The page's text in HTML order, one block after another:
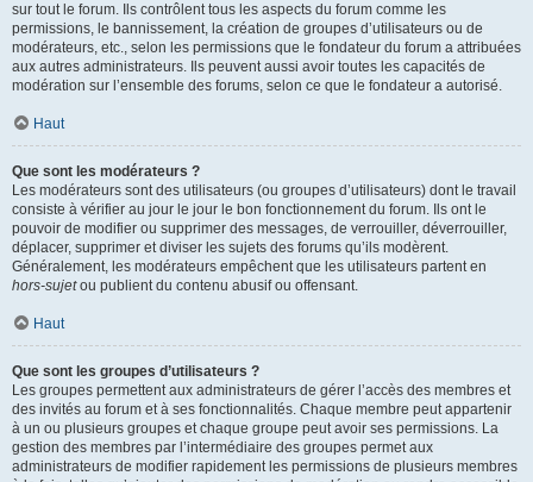
sur tout le forum. Ils contrôlent tous les aspects du forum comme les
permissions, le bannissement, la création de groupes d’utilisateurs ou de
modérateurs, etc., selon les permissions que le fondateur du forum a attribuées
aux autres administrateurs. Ils peuvent aussi avoir toutes les capacités de
modération sur l’ensemble des forums, selon ce que le fondateur a autorisé.
Haut
Que sont les modérateurs ?
Les modérateurs sont des utilisateurs (ou groupes d’utilisateurs) dont le travail
consiste à vérifier au jour le jour le bon fonctionnement du forum. Ils ont le
pouvoir de modifier ou supprimer des messages, de verrouiller, déverrouiller,
déplacer, supprimer et diviser les sujets des forums qu’ils modèrent.
Généralement, les modérateurs empêchent que les utilisateurs partent en
hors-sujetou publient du contenu abusif ou offensant.
Haut
Que sont les groupes d’utilisateurs ?
Les groupes permettent aux administrateurs de gérer l’accès des membres et
des invités au forum et à ses fonctionnalités. Chaque membre peut appartenir
à un ou plusieurs groupes et chaque groupe peut avoir ses permissions. La
gestion des membres par l’intermédiaire des groupes permet aux
administrateurs de modifier rapidement les permissions de plusieurs membres